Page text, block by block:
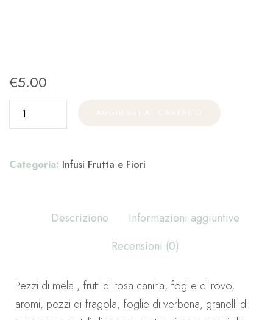
€5.00
Categoria: Infusi Frutta e Fiori
Descrizione
Informazioni aggiuntive
Recensioni (0)
Pezzi di mela , frutti di rosa canina, foglie di rovo,
aromi, pezzi di fragola, foglie di verbena, granelli di